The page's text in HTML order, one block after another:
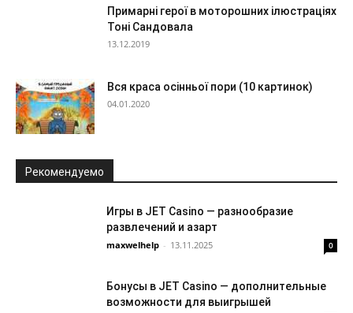
Примарні герої в моторошних ілюстраціях
Тоні Сандовала
13.12.2019
Вся краса осінньої пори (10 картинок)
04.01.2020
Рекомендуемо
Игры в JET Casino — разнообразие
развлечений и азарт
maxwelhelp - 13.11.2025 0
Бонусы в JET Casino — дополнительные
возможности для выигрышей